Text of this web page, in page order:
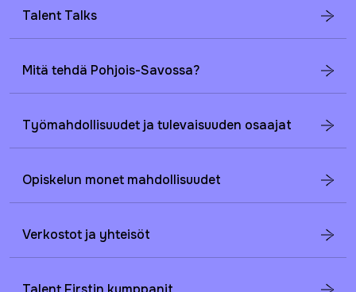
Talent Talks
Mitä tehdä Pohjois-Savossa?
Työmahdollisuudet ja tulevaisuuden osaajat
Opiskelun monet mahdollisuudet
Verkostot ja yhteisöt